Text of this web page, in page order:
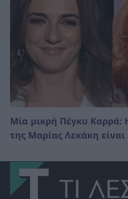
Μία μικρή Πέγκυ Καρρά:
της Μαρίας Λεκάκη